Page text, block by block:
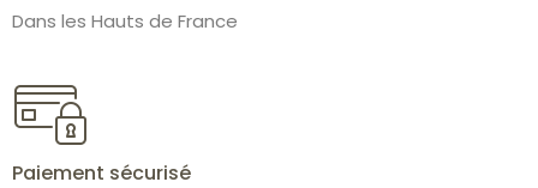
Dans les Hauts de France
Paiement sécurisé